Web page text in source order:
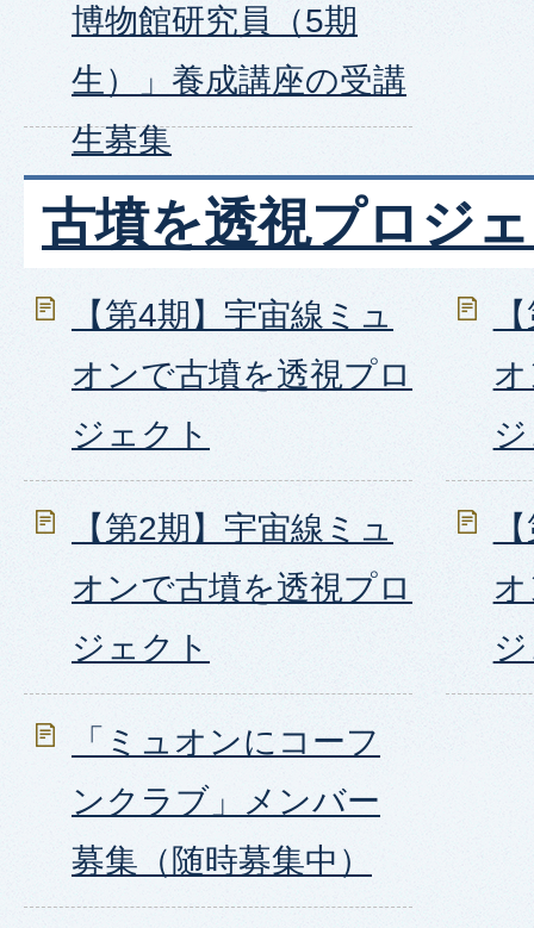
博物館研究員（5期
生）」養成講座の受講
生募集
古墳を透視プロジ
【第4期】宇宙線ミュ
オンで古墳を透視プロ
ジェクト
【第2期】宇宙線ミュ
オンで古墳を透視プロ
ジェクト
「ミュオンにコーフ
ンクラブ」メンバー
募集（随時募集中）